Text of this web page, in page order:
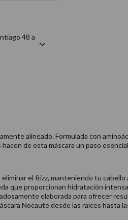
48 a
alineado. Formulada con
de esta máscara un paso
el frizz, manteniendo tu cabello
que proporcionan hidratación
elaborada para ofrecer
Nocaute desde las raíces